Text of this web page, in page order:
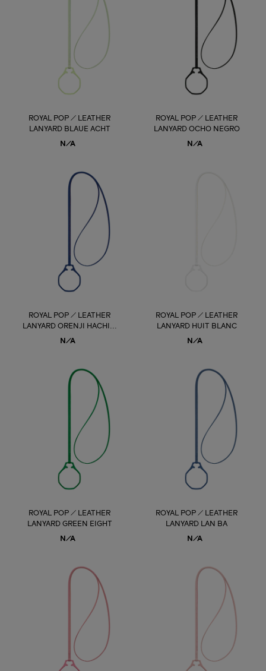
ROYAL POP / LEATHER
LANYARD BLAUE ACHT
N/A
ROYAL POP / LEATHER
LANYARD OCHO NEGRO
N/A
ROYAL POP / LEATHER
LANYARD ORENJI HACHI...
N/A
ROYAL POP / LEATHER
LANYARD HUIT BLANC
N/A
ROYAL POP / LEATHER
LANYARD GREEN EIGHT
N/A
ROYAL POP / LEATHER
LANYARD LAN BA
N/A